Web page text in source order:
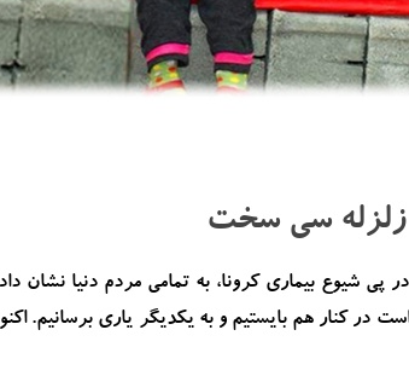
زلزله سی سخت
شیوع بیماری کرونا، به تمامی مردم دنیا نشان
در کنار هم بایستیم و به یکدیگر یاری برسانیم.